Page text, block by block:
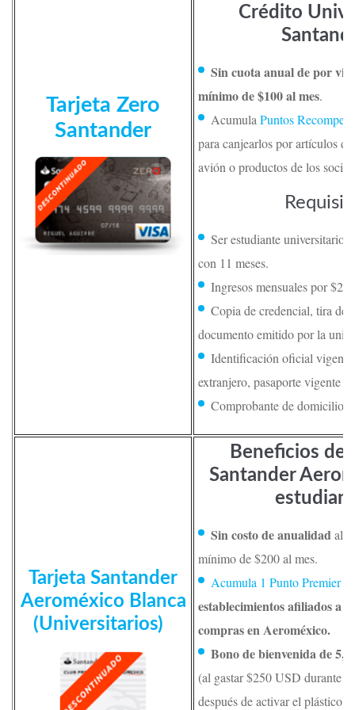
Tarjeta Zero
Santander
Crédito
Sin cuota anual de por
mínimo de $100 al mes.
Acumula Puntos
para canjearlos por artículos
avión o productos de los
Ser estudiante universitario
con 11 meses.
Ingresos mensuales por $2,
Copia de credencial, tira de
documento emitido por la
Identificación oficial
extranjero, pasaporte vigente
Comprobante de domicilio
Tarjeta Santander
Aeroméxico Blanca
(Universitarios)
Beneficios de
Santander
Sin costo de anualidadal
mínimo de $200 al mes.
Acumula 1 Punto Premier
establecimientos afiliados a
compras en Aeroméxico.
Bono de bienvenida de
(al gastar $250 USD durante
después de activar el plástico)